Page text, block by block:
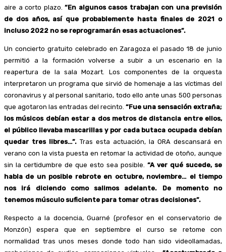
aire a corto plazo. “En algunos casos trabajan con una previsión
de dos años, así que probablemente hasta finales de 2021 o
incluso 2022 no se reprogramarán esas actuaciones”.
Un concierto gratuito celebrado en Zaragoza el pasado 18 de junio
permitió a la formación volverse a subir a un escenario en la
reapertura de la sala Mozart. Los componentes de la orquesta
interpretaron un programa que sirvió de homenaje a las víctimas del
coronavirus y al personal sanitario, todo ello ante unas 500 personas
que agotaron las entradas del recinto. “Fue una sensación extraña;
los músicos debían estar a dos metros de distancia entre ellos,
el público llevaba mascarillas y por cada butaca ocupada debían
quedar tres libres…”. Tras esta actuación, la ORA descansará en
verano con la vista puesta en retomar la actividad de otoño, aunque
sin la certidumbre de que esto sea posible. “A ver qué sucede, se
habla de un posible rebrote en octubre, noviembre… el tiempo
nos irá diciendo como salimos adelante. De momento no
tenemos músculo suficiente para tomar otras decisiones”.
Respecto a la docencia, Guarné (profesor en el conservatorio de
Monzón) espera que en septiembre el curso se retome con
normalidad tras unos meses donde todo han sido videollamadas,